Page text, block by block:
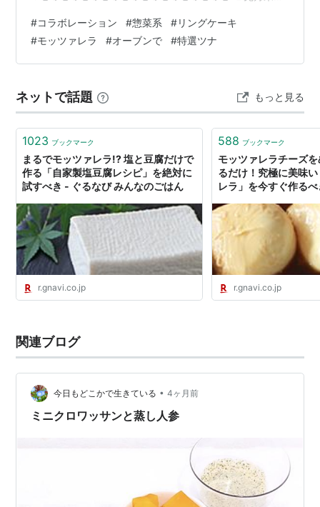
て、ブルーの「サマー」の方は、主人と半分こにして、
買ってすぐに食べたのですが もうひとつの「シナモン」
の方が、食べるタイミングを逃したまま賞味期限
だ！と思いながら・・先日買って来た、雪印北海道１０
０「カッテージチーズ」と冷蔵庫に入…
#コラボレーション #惣菜系 #リングケーキ
#モッツァレラ #オーブンで #特選ツナ
ネットで話題 もっと見る
1023 ブックマーク
まるでモッツァレラ!? 塩と豆腐だけで
作る「自家製塩豆腐レシピ」を絶対に
試すべき - ぐるなび みんなのごはん
r.gnavi.co.jp
588 ブックマーク
モッツァレラチーズ
るだけ！究極に美味
レラ」を今すぐ作る
r.gnavi.co.jp
関連ブログ
今日もどこかで生きている • 4ヶ月前
ミニクロワッサンと蒸し人参